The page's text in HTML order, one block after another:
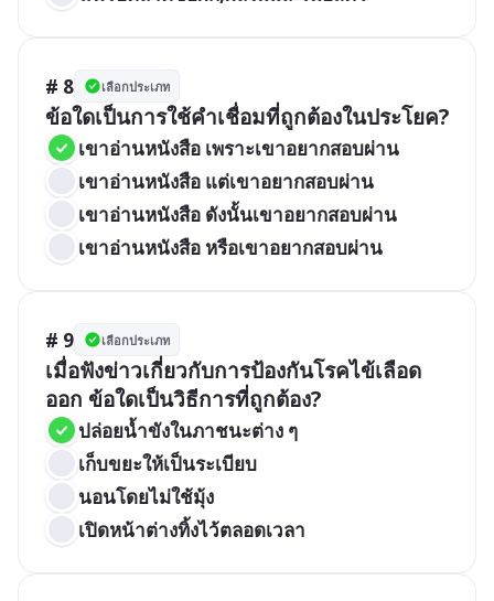
# 8 เลือกประเภท
ข้อใดเป็นการใช้คำเชื่อมที่ถูกต้องในประโยค?
เขาอ่านหนังสือ เพราะเขาอยากสอบผ่าน
เขาอ่านหนังสือ แต่เขาอยากสอบผ่าน
เขาอ่านหนังสือ ดังนั้นเขาอยากสอบผ่าน
เขาอ่านหนังสือ หรือเขาอยากสอบผ่าน
# 9 เลือกประเภท
เมื่อฟังข่าวเกี่ยวกับการป้องกันโรคไข้เลือด
ออก ข้อใดเป็นวิธีการที่ถูกต้อง?
ปล่อยน้ำขังในภาชนะต่าง ๆ
เก็บขยะให้เป็นระเบียบ
นอนโดยไม่ใช้มุ้ง
เปิดหน้าต่างทิ้งไว้ตลอดเวลา